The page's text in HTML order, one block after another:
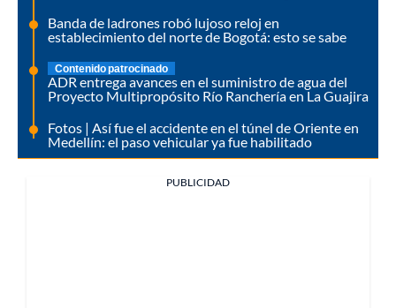
Banda de ladrones robó lujoso reloj en
establecimiento del norte de Bogotá: esto se sabe
Contenido patrocinado
ADR entrega avances en el suministro de agua del
Proyecto Multipropósito Río Ranchería en La Guajira
Fotos | Así fue el accidente en el túnel de Oriente en
Medellín: el paso vehicular ya fue habilitado
PUBLICIDAD